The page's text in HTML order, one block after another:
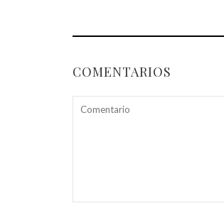
COMENTARIOS